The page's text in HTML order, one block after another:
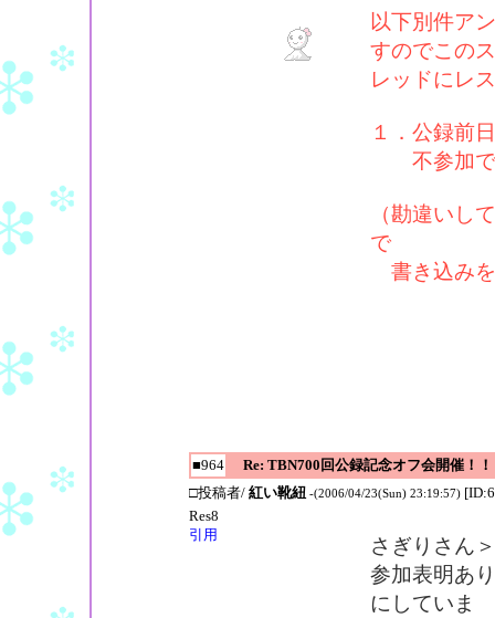
以下別件ア
すのでこのス
レッドにレ
１．公録前
不参加で
（勘違いし
で
書き込み
■964 Re: TBN700回公録記念オフ会開催！！
□投稿者/ 紅い靴紐 -(2006/04/23(Sun) 23:19:57)
Res8
引用
さぎりさん＞
参加表明あ
にしていま